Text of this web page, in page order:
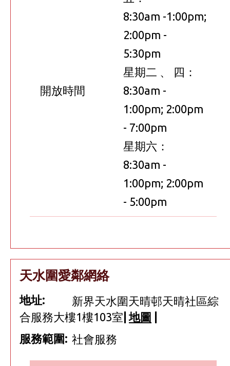
開放時間
8:30am -1:00pm;
2:00pm -
5:30pm
星期二 、 四：
8:30am -
1:00pm; 2:00pm
- 7:00pm
星期六：
8:30am -
1:00pm; 2:00pm
- 5:00pm
天水圍愛鄰網絡
地址:
新界天水圍天晴邨天晴社區綜
合服務大樓1樓103室 地圖
服務範圍: 社會服務